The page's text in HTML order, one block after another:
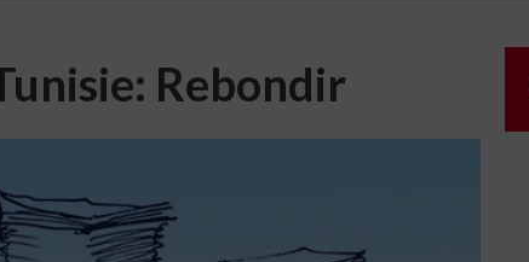
Rebondir